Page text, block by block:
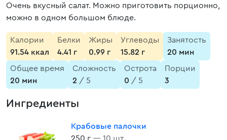
Очень вкусный салат. Можно приготовить порционно,
можно в одном большом блюде.
Калории
91.54 ккал
Белки
4.41 г
Жиры
0.99 г
Углеводы
15.82 г
Занятость
20 мин
Общее время
20 мин
Сложность
2 / 5
Острота
0 / 5
Порции
3
Ингредиенты
Крабовые палочки